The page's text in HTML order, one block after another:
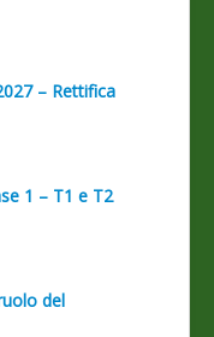
– Rettifica
1 – T1 e T2
del